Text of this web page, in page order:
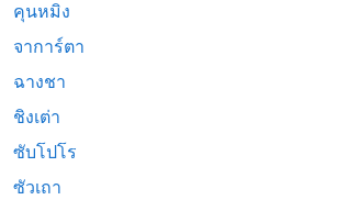
คุนหมิง
จาการ์ตา
ฉางชา
ชิงเต่า
ซับโปโร
ซัวเถา